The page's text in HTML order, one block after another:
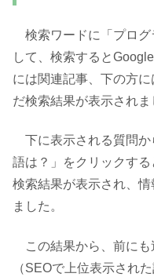
検索ワードに「プログ
して、検索すると
には関連記事、下の方
だ検索結果が表示されま
下に表示される質問か
語は？」をクリックす
検索結果が表示され、
ました。
この結果から、前にも
（SEOで上位表示され